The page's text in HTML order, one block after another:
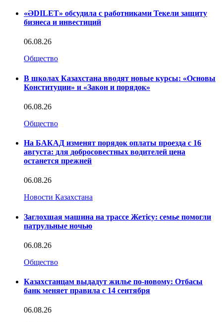
«ӘDILET» обсудила с работниками Текели защиту
бизнеса и инвестиций
06.08.26
Общество
В школах Казахстана вводят новые курсы: «Основы
Конституции» и «Закон и порядок»
06.08.26
Общество
На БАКАД изменят порядок оплаты проезда с 16
августа: для добросовестных водителей цена
останется прежней
06.08.26
Новости Казахстана
Заглохшая машина на трассе Жетісу: семье помогли
патрульные ночью
06.08.26
Общество
Казахстанцам выдадут жилье по-новому: Отбасы
банк меняет правила с 14 сентября
06.08.26